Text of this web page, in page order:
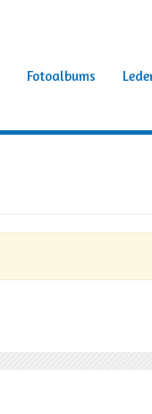
Fotoalbums